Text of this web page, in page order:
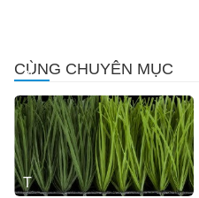
CÙNG CHUYÊN MỤC
Bán
cỏ
nhân
tạo
CCGrass
Tư